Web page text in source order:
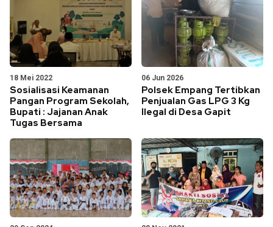
18 Mei 2022
Sosialisasi Keamanan
Pangan Program Sekolah,
Bupati : Jajanan Anak
Tugas Bersama
06 Jun 2026
Polsek Empang Tertibkan
Penjualan Gas LPG 3 Kg
Ilegal di Desa Gapit